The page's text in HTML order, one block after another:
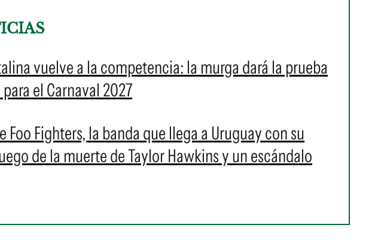
vuelve a la competencia: la murga dará la prueba
el Carnaval 2027
Foo Fighters, la banda que llega a Uruguay con su
de la muerte de Taylor Hawkins y un escándalo